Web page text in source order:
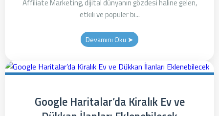
Affiliate Marketing, dijital dünyanın gözdesi haline gelen,
etkili ve popüler bi...
Devamını Oku ➤
Google Haritalar’da Kiralık Ev ve